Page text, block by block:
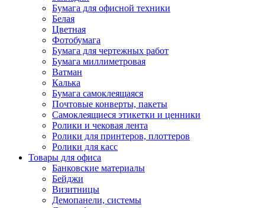
Бумага для офисной техники
Белая
Цветная
Фотобумага
Бумага для чертежных работ
Бумага миллиметровая
Ватман
Калька
Бумага самоклеящаяся
Почтовые конверты, пакеты
Самоклеящиеся этикетки и ценники
Ролики и чековая лента
Ролики для принтеров, плоттеров
Ролики для касс
Товары для офиса
Банковские материалы
Бейджи
Визитницы
Демопанели, системы